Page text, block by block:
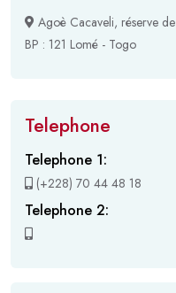
Agoè Cacaveli, réserve
BP : 121 Lomé - Togo
Telephone
Telephone 1:
(+228) 70 44 48 18
Telephone 2: